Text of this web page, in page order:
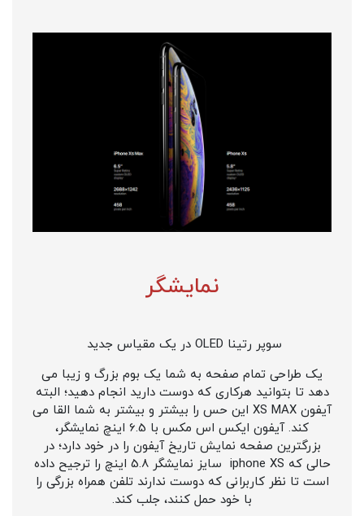
نمایشگر
سوپر رتینا OLED در یک مقیاس جدید
یک طراحی تمام صفحه به شما یک بوم بزرگ و زیبا می
دهد تا بتوانید هرکاری که دوست دارید انجام دهید؛ البته
آیفون XS MAX این حس را بیشتر و بیشتر به شما القا می
کند. آیفون ایکس اس مکس با 6.5 اینچ نمایشگر،
بزرگترین صفحه نمایش تاریخ آیفون را در خود دارد؛ در
حالی که iphone XS سایز نمایشگر 5.8 اینچ را ترجیح داده
است تا نظر کاربرانی که دوست ندارند تلفن همراه بزرگی را
با خود حمل کنند، جلب کند.